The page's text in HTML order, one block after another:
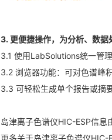
3. 更便捷操作，为分析、数
3.1 使用LabSolutions统一管
3.2 浏览器功能：可对色谱峰
3.3 可轻松生成单个报告或摘
岛津离子色谱仪HIC-ESP信
更多关于岛津离子色谱仪HIC-